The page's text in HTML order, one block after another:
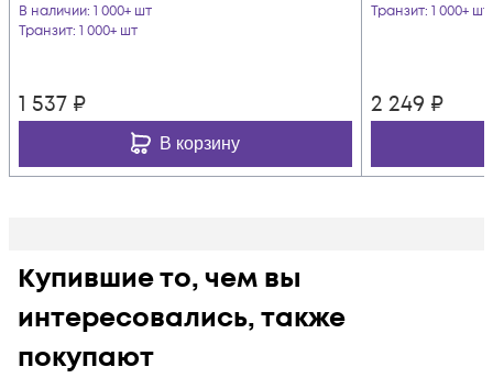
В наличии: 1 000+ шт
Транзит: 1 000+ шт
1 537 ₽
В корзину
Транзит: 1 000+ шт
2 249 ₽
Купившие то, чем вы
интересовались, также
покупают